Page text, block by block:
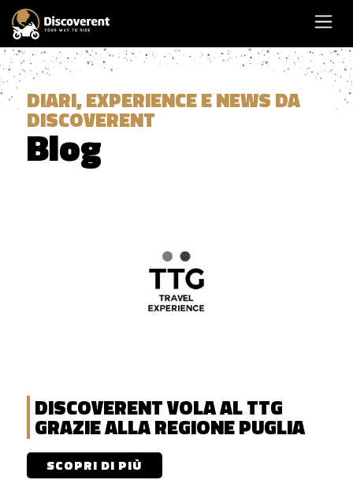
DIARI, EXPERIENCE E NEWS DA
DISCOVERENT
Blog
DISCOVERENT VOLA AL TTG
GRAZIE ALLA REGIONE PUGLIA
SCOPRI DI PIÙ